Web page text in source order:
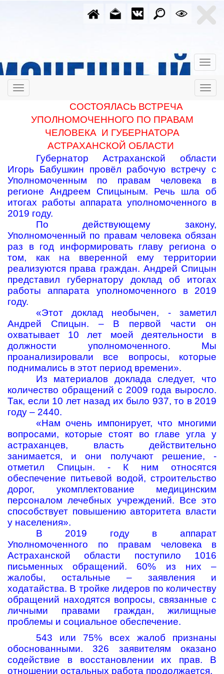
СОСТОЯЛАСЬ ВСТРЕЧА
УПОЛНОМОЧЕННОГО ПО ПРАВАМ
ЧЕЛОВЕКА И ГУБЕРНАТОРА
АСТРАХАНСКОЙ ОБЛАСТИ
Губернатор Астраханской области
Игорь Бабушкин провёл рабочую встречу с
Уполномоченным по правам человека в
регионе Андреем Спицыным. Речь шла об
итогах работы аппарата уполномоченного в
2019 году.
По действующему закону,
Уполномоченный по правам человека обязан
раз в год информировать главу региона о
том, как на вверенной ему территории
реализуются права граждан. Андрей Спицын
представил губернатору доклад об итогах
работы аппарата уполномоченного в 2019
году.
«Этот доклад необычен, - заметил
Андрей Спицын. – В первой части он
охватывает 10 лет моей деятельности в
должности уполномоченного. Мы
проанализировали все вопросы, которые
поднимались в этот период времени».
Из материалов доклада следует, что
количество обращений с 2009 года выросло.
Так, если 10 лет назад их было 937, то в 2019
году – 2440.
«Нам очень импонирует, что многими
вопросами, которые стоят во главе угла у
астраханцев, власть действительно
занимается, и они получают решение, -
отметил Спицын. - К ним относятся
обеспечение питьевой водой, строительство
дорог, укомплектование медицинским
персоналом лечебных учреждений. Все это
способствует повышению авторитета власти
у населения».
В 2019 году в аппарат
Уполномоченного по правам человека в
Астраханской области поступило 1016
письменных обращений. 60% из них –
жалобы, остальные – заявления и
ходатайства. В тройке лидеров по количеству
обращений находятся вопросы, связанные с
личными правами граждан, жилищные
проблемы и социальное обеспечение.
543 или 75% всех жалоб признаны
обоснованными. 326 заявителям оказано
содействие в восстановлении их прав. В
отношении остальных работа продолжается.